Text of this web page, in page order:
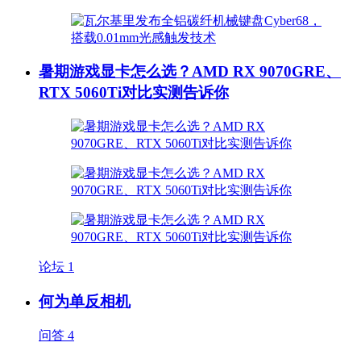
暑期游戏显卡怎么选？AMD RX 9070GRE、
RTX 5060Ti对比实测告诉你
论坛 1
何为单反相机
问答 4